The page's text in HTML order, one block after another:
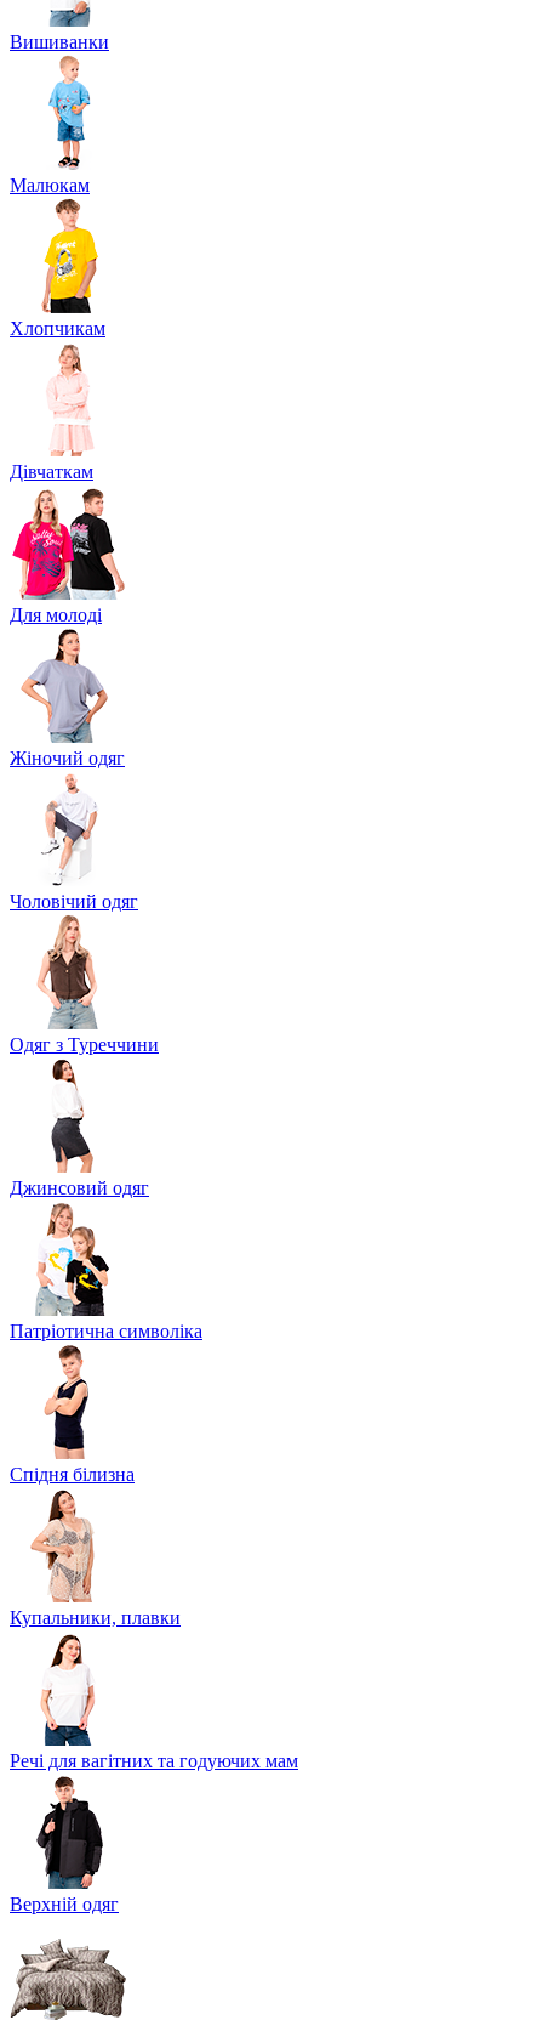
Вишиванки
Малюкам
Хлопчикам
Дівчаткам
Для молоді
Жіночий одяг
Чоловічий одяг
Одяг з Туреччини
Джинсовий одяг
Патріотична символіка
Спідня білизна
Купальники, плавки
Речі для вагітних та годуючих мам
Верхній одяг